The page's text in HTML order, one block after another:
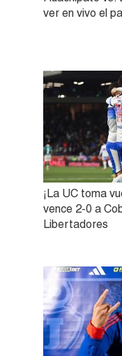
ver en vivo el
¡La UC toma
vence 2-0 a
Libertadores